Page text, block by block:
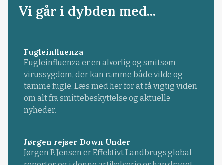
Vi går i dybden med...
Fugleinfluenza
Fugleinfluenza er en alvorlig og smitsom
virussygdom, der kan ramme både vilde og
tamme fugle. Læs med her for at få vigtig viden
om alt fra smittebeskyttelse og aktuelle
nyheder.
Jørgen rejser Down Under
Jørgen P. Jensen er Effektivt Landbrugs global-